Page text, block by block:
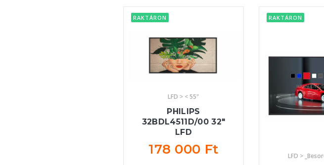
RAKTÁRON
LFD > < 55"
PHILIPS
32BDL4511D/00 32"
LFD
178 000 Ft
RAKTÁRON
LFD >